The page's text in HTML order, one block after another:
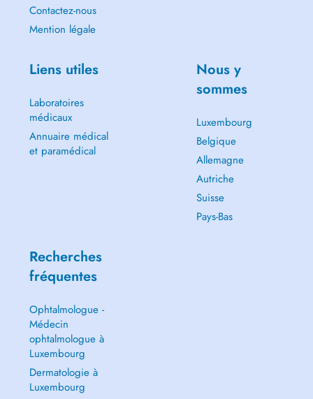
Contactez-nous
Mention légale
Liens utiles
Laboratoires
médicaux
Annuaire médical
et paramédical
Nous y
sommes
Luxembourg
Belgique
Allemagne
Autriche
Suisse
Pays-Bas
Recherches
fréquentes
Ophtalmologue -
Médecin
ophtalmologue à
Luxembourg
Dermatologie à
Luxembourg